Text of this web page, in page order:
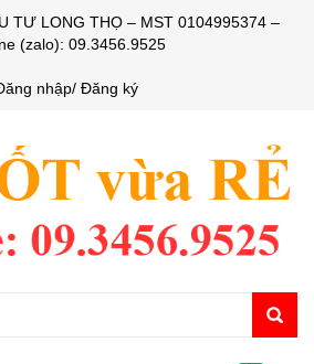
TƯ LONG THỌ – MST 0104995374 –
(zalo): 09.3456.9525
nhập/ Đăng ký